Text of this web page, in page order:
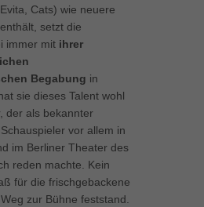
Cats) wie neuere
setzt die
immer mit ihrer
Begabung in
sie dieses Talent wohl
der als bekannter
vor allem in
im Berliner Theater des
reden machte. Kein
für die frischgebackene
zur Bühne feststand.
grundlegende Funktionen und sind für
erforderlich.
anzeigen
Drittanbietern oder Publishern verwendet,
Sie tun dies, indem sie
verfolgen.
anzeigen